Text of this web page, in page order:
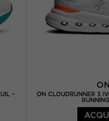
EUR
-
ON CLOUDRUNNER 3